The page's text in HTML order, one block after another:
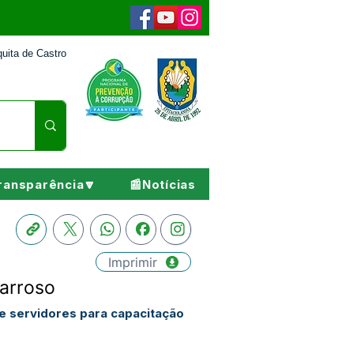
de Castro
📰Notícias
Imprimir
servidores para capacitação